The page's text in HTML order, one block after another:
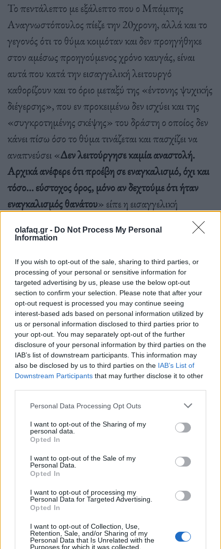
olafaq.gr - Do Not Process My Personal
Information
If you wish to opt-out of the sale, sharing to third parties, or
processing of your personal or sensitive information for
targeted advertising by us, please use the below opt-out
section to confirm your selection. Please note that after your
opt-out request is processed you may continue seeing
interest-based ads based on personal information utilized by
us or personal information disclosed to third parties prior to
your opt-out. You may separately opt-out of the further
disclosure of your personal information by third parties on the
IAB’s list of downstream participants. This information may
also be disclosed by us to third parties on the IAB’s List of
Downstream Participants that may further disclose it to other
Personal Data Processing Opt Outs
I want to opt-out of the Sharing of my
personal data.
Opted In
I want to opt-out of the Sale of my
Personal Data.
Opted In
I want to opt-out of processing my
Personal Data for Targeted Advertising.
Opted In
I want to opt-out of Collection, Use,
Retention, Sale, and/or Sharing of my
Personal Data that Is Unrelated with the
Purposes for which it was collected.
Το πεντάλεπτο με εξάλεπτο που ο Μπάμπης
Αναγνωστόπουλος πίεζε την 20χρονη, αλλά και το
γεγονός ότι το θύμα κοιμόταν και δεν προηγήθηκε
στον αμέσως προηγούμενος χρόνο καυγάς, είναι
αυτά που κατά την εισαγγελική λειτουργό
καθορίζουν και το όριο μεταξύ της «έντονης ψυχικής
διέγερσης», που εν προκειμένω δεν ισχύει και της
«συγκροτημένης σκέψης» του δράστη ο οποίος δεν
κάνει πίσω όσο το θύμα τινάζεται και πασχίζει να
αναπνεύσει «Δεν λειτούργησε καμία αναστολή.
Αρχικά ανέφερε ότι προέβη σε εναγκαλισμό, όχι και
τόσο… εύστοχος όρος, μόνο αν δεχτούμε ότι ήταν
εναγκαλισμός θανάτου» είπε η εισαγγελική
Σχολιάζοντας την απολογία του πιλότου η
εισαγγελέας είπε πως «πολλές φορές αναρωτήθηκα
κατά την απολογία αν καταλάβαινε για τι πράγμα
μιλούσε και αν έχει επαφή με την πραγματικότητα.
Επιμήκυνε την απολογία του για ώρες για να πείσει
πως “κάτι φοβερό είχε συμβεί” εκείνο το βράδυ.
Κατέληξε μέσα από παιδαριώδη επιχειρήματα σε
αυτό που συνέβη. Ήταν ένα ζήτημα απολύτως
διαχειρίσιμο. Πώς λοιπόν πυροδοτήθηκε ο θυμός
Ο ιδιος ο κατηγορούμενος δυναμίτισε την
υπεραστική γραμμή του. Δυσκολεύτηκε να
αποδείξει την κορύφωση του συναισθήματος».
Όπως είπε η εισαγγελέας, ο πιλότος «πλάκωσε με
όλο του το σώμα την Καρολάιν για να μην